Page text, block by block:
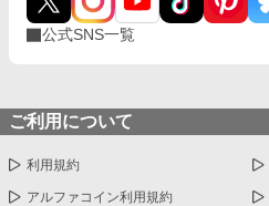
公式SNS一覧
ご利用について
利用規約
アルファコイン利用規約